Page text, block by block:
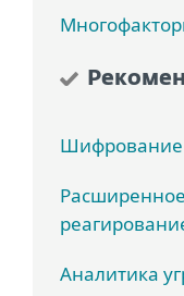
Шифрование
Аналитика